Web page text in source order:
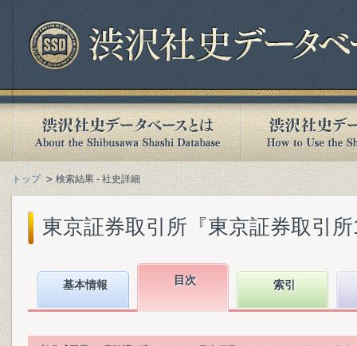
トップ 検索結果 - 社史詳細
東京証券取引所『東京証券取引
基本情報 目次 索引